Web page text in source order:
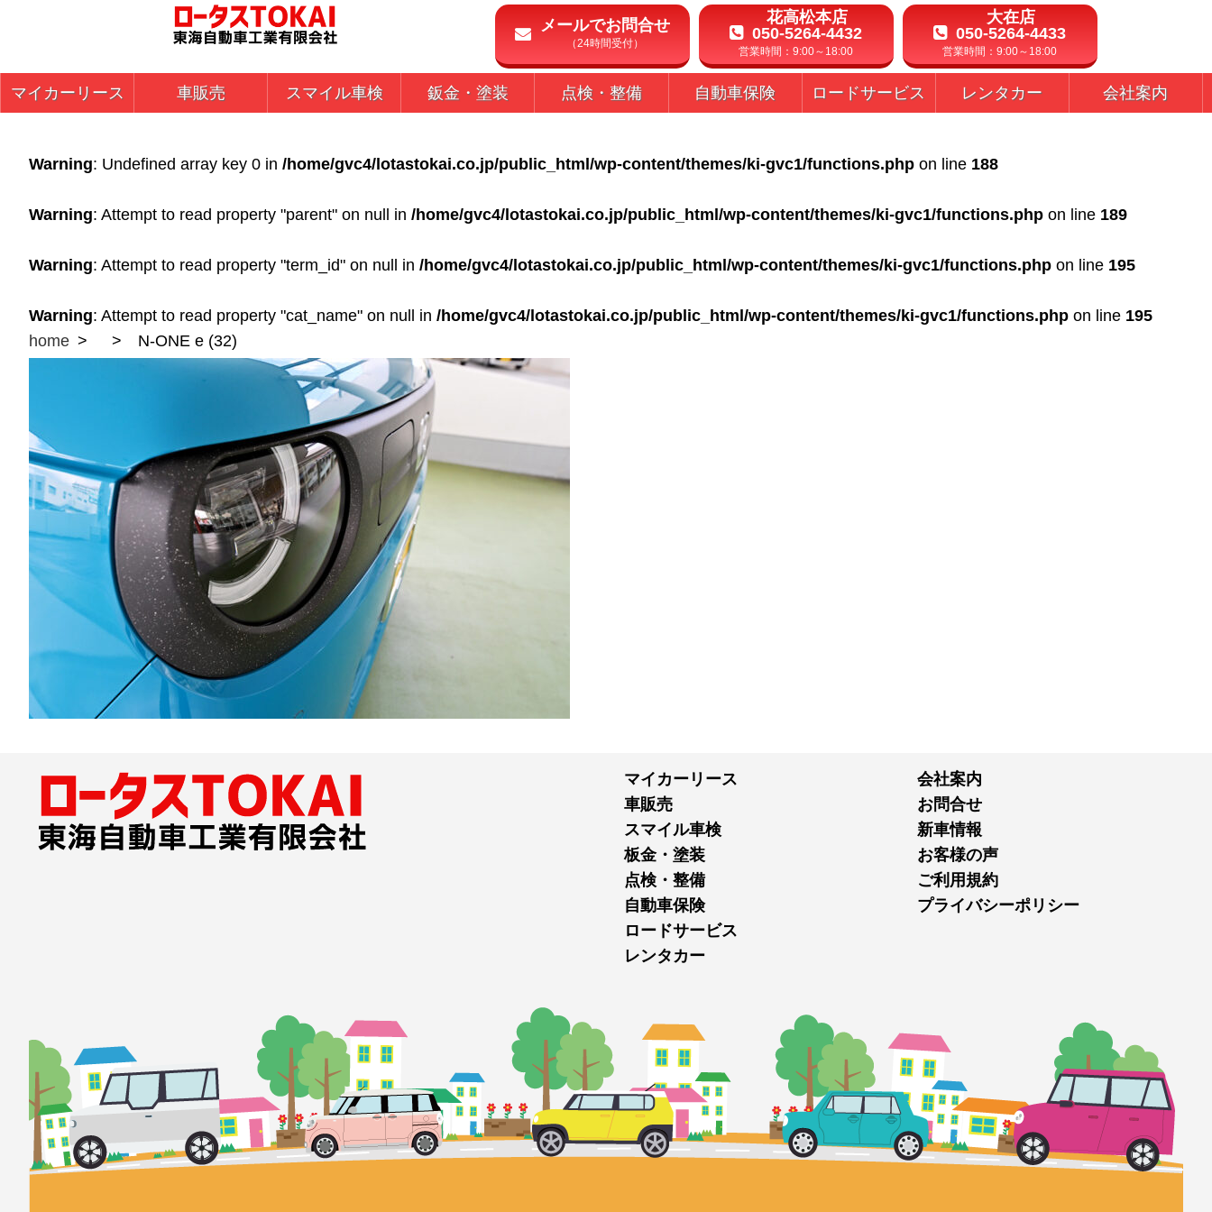
メールでお問合せ
（24時間受付）
花高松本店
050-5264-4432
営業時間：9:00～18:00
大在店
050-5264-4433
営業時間：9:00～18:00
マイカーリース 車販売 スマイル車検 鈑金・塗装 点検・整備 自動車保険 ロードサービス レンタカー 会社案内
Warning: Undefined array key 0 in /home/gvc4/lotastokai.co.jp/public_html/wp-content/themes/ki-gvc1/functions.php on line 188
Warning: Attempt to read property "parent" on null in /home/gvc4/lotastokai.co.jp/public_html/wp-content/themes/ki-gvc1/functions.php on line 189
Warning: Attempt to read property "term_id" on null in /home/gvc4/lotastokai.co.jp/public_html/wp-content/themes/ki-gvc1/functions.php on line 195
Warning: Attempt to read property "cat_name" on null in /home/gvc4/lotastokai.co.jp/public_html/wp-content/themes/ki-gvc1/functions.php on line 195
home
N-ONE e (32)
マイカーリース
車販売
スマイル車検
板金・塗装
点検・整備
自動車保険
ロードサービス
レンタカー
会社案内
お問合せ
新車情報
お客様の声
ご利用規約
プライバシーポリシー